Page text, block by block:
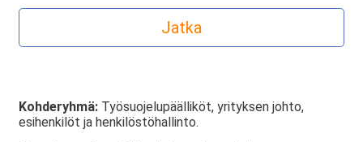
Kohderyhmä: Työsuojelupäälliköt, yrityksen johto,
esihenkilöt ja henkilöstöhallinto.